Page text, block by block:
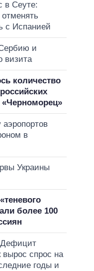
в Сеуте:
с Испанией
и
визита
количество
«Черноморец»
в
Украины
более 100
Дефицит
вырос спрос на
годы и